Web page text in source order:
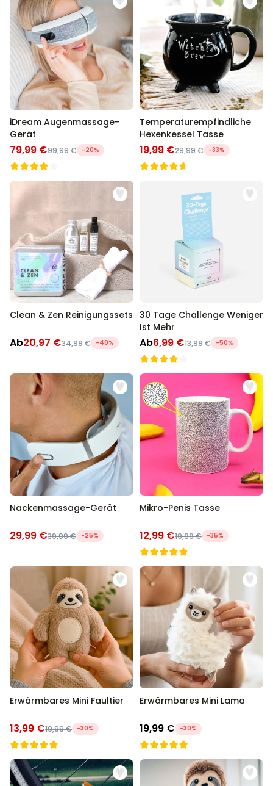
iDream Augenmassage-
Gerät
79,99 €99,99 € -20%
Temperaturempfindliche
Hexenkessel Tasse
19,99 €29,99 € -33%
Clean & Zen Reinigungssets
Ab20,97 €34,99 € -40%
30 Tage Challenge Weniger
Ist Mehr
Ab6,99 €13,99 € -50%
Nackenmassage-Gerät
29,99 €39,99 € -25%
Mikro-Penis Tasse
12,99 €19,99 € -35%
Erwärmbares Mini Faultier
13,99 €19,99 € -30%
Erwärmbares Mini Lama
19,99 € -30%